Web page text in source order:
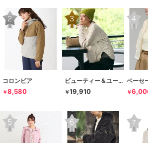
コロンビア
￥8,580
ビューティー＆ユース ユナイテッドアローズ
￥19,910
ベーセ
￥